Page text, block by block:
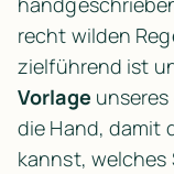
recht wilden
zielführend ist
Vorlage unseres
die Hand, damit
kannst, welches